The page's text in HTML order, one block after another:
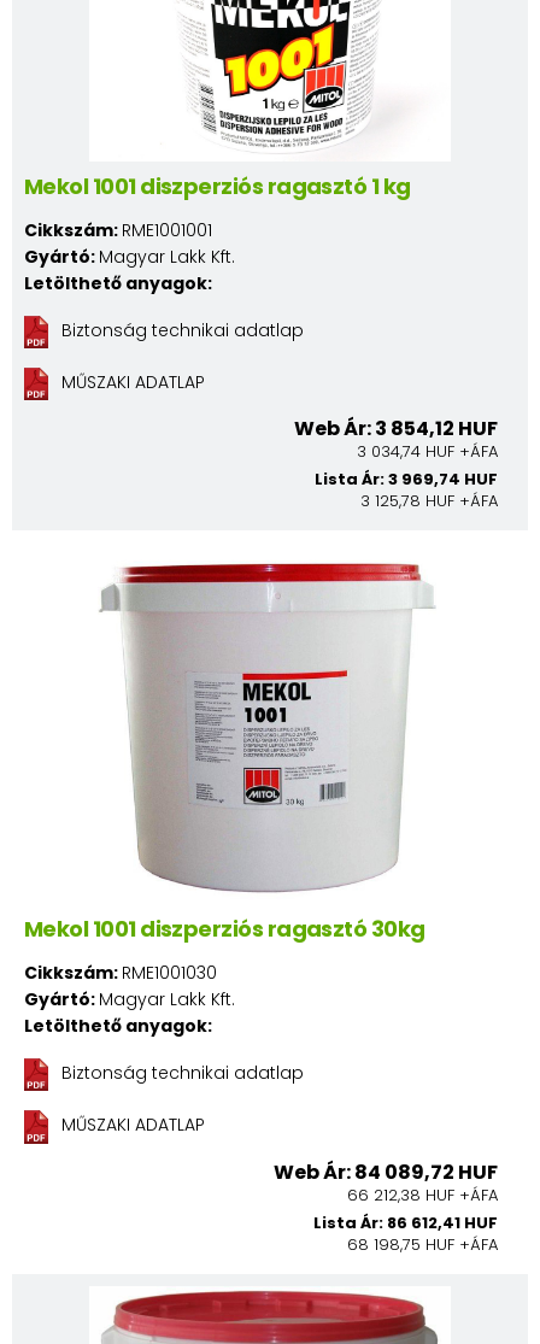
Mekol 1001 diszperziós ragasztó 1 kg
Cikkszám: RME1001001
Gyártó: Magyar Lakk Kft.
Letölthető anyagok:
Biztonság technikai adatlap
MŰSZAKI ADATLAP
Web Ár: 3 854,12 HUF
3 034,74 HUF +ÁFA
Lista Ár: 3 969,74 HUF
3 125,78 HUF +ÁFA
Mekol 1001 diszperziós ragasztó 30kg
Cikkszám: RME1001030
Gyártó: Magyar Lakk Kft.
Letölthető anyagok:
Biztonság technikai adatlap
MŰSZAKI ADATLAP
Web Ár: 84 089,72 HUF
66 212,38 HUF +ÁFA
Lista Ár: 86 612,41 HUF
68 198,75 HUF +ÁFA